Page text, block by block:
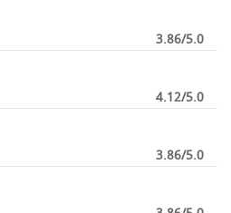
3.86/5.0
4.12/5.0
3.86/5.0